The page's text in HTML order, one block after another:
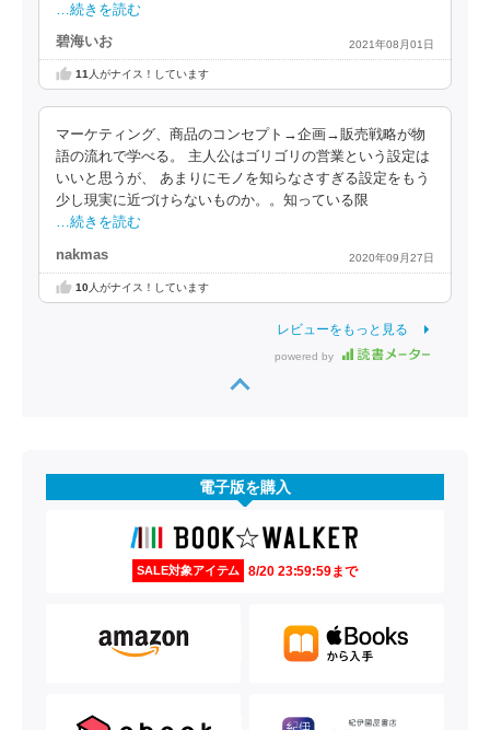
…続きを読む
碧海いお 2021年08月01日
11 人がナイス！しています
マーケティング、商品のコンセプト→企画→販売戦略が物
語の流れで学べる。 主人公はゴリゴリの営業という設定は
いいと思うが、 あまりにモノを知らなさすぎる設定をもう
少し現実に近づけらないものか。。知っている限
…続きを読む
nakmas 2020年09月27日
10人がナイス！しています
レビューをもっと見る
powered by
電子版を購入
SALE対象アイテム 8/20 23:59:59まで